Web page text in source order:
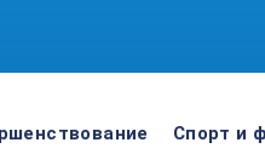
Спорт и